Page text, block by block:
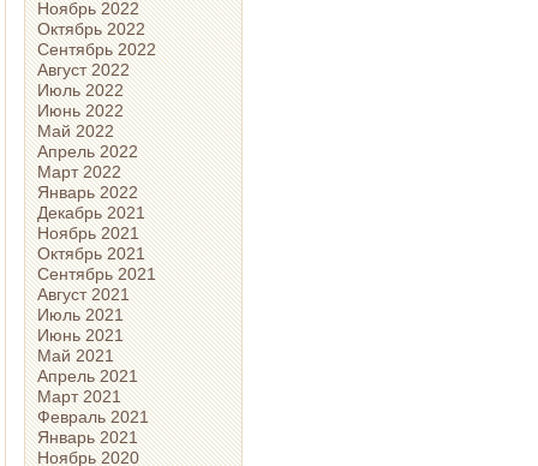
Ноябрь 2022
Октябрь 2022
Сентябрь 2022
Август 2022
Июль 2022
Июнь 2022
Май 2022
Апрель 2022
Март 2022
Январь 2022
Декабрь 2021
Ноябрь 2021
Октябрь 2021
Сентябрь 2021
Август 2021
Июль 2021
Июнь 2021
Май 2021
Апрель 2021
Март 2021
Февраль 2021
Январь 2021
Ноябрь 2020